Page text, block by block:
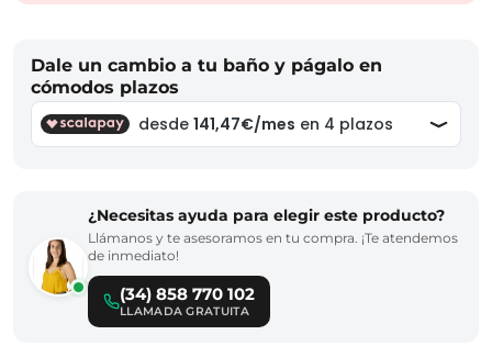
Dale un cambio a tu baño y págalo en
cómodos plazos
¿Necesitas ayuda para elegir este producto?
Llámanos y te asesoramos en tu compra. ¡Te atendemos
de inmediato!
(34) 858 770 102
LLAMADA GRATUITA